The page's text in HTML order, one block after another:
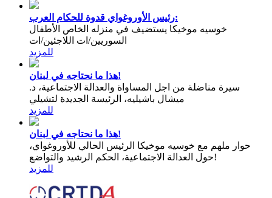
رئيس الأوروغواي قدوة للحكام العرب:
خوسيه موخيكا يستضيف في منزله الخاص الأطفال
السوريين/ات اللاجئين/ات
للمزيد
هذا ما نحتاجه في لبنان!
سيرة مناضلة من اجل المساواة والعدالة الاجتماعية، د.
ميشال باشيليه، الرئيسة الجديدة لتشيلي
للمزيد
هذا ما نحتاجه في لبنان!
حوار ملهم مع خوسيه موخيكا الرئيس الحالي للأوروغواي،
حول العدالة الاجتماعية، الحكم الرشيد والتواضع!
للمزيد